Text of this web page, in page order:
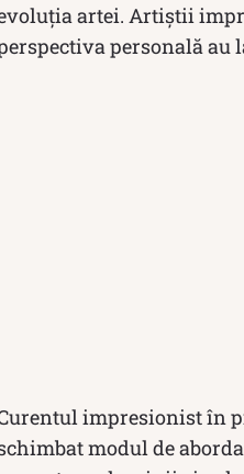
artei. Artiștii
personală au
impresionist în
modul de